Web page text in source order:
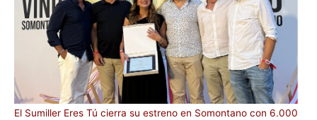
El Sumiller Eres Tú cierra su estreno en Somontano con 6.000